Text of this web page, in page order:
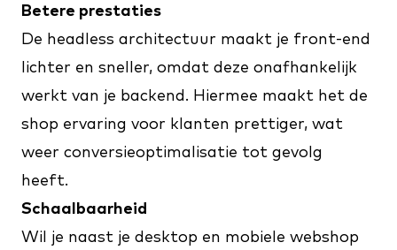
Betere prestaties
De headless architectuur maakt je front-end
lichter en sneller, omdat deze onafhankelijk
werkt van je backend. Hiermee maakt het de
shop ervaring voor klanten prettiger, wat
weer conversieoptimalisatie tot gevolg
heeft.
Schaalbaarheid
Wil je naast je desktop en mobiele webshop